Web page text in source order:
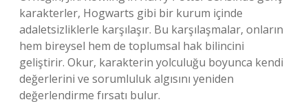
karakterler, Hogwarts gibi bir kurum içinde
adaletsizliklerle karşılaşır. Bu karşılaşmalar, onların
hem bireysel hem de toplumsal hak bilincini
geliştirir. Okur, karakterin yolculuğu boyunca kendi
değerlerini ve sorumluluk algısını yeniden
değerlendirme fırsatı bulur.